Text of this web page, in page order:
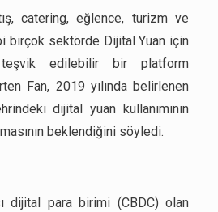
catering, eğlence, turizm ve
birçok sektörde Dijital Yuan için
edilebilir bir platform
Fan, 2019 yılında belirlenen
dijital yuan kullanımının
beklendiğini söyledi.
dijital para birimi (CBDC) olan